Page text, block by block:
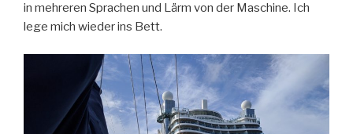
in mehreren Sprachen und Lärm von der Maschine. Ich
lege mich wieder ins Bett.